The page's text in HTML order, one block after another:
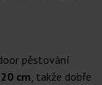
pěstování
cm, takže dobře